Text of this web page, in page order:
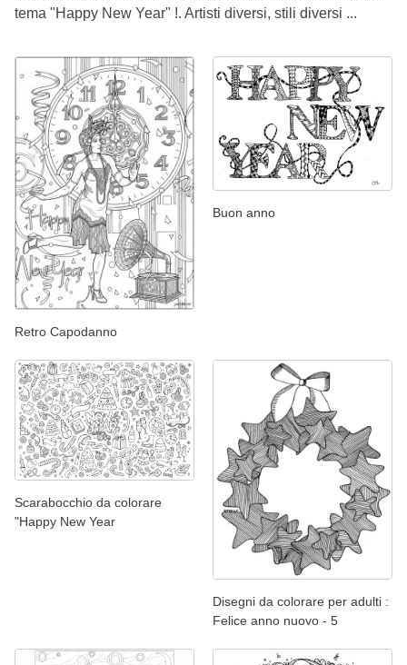
tema "Happy New Year" !. Artisti diversi, stili diversi ...
Retro Capodanno
Buon anno
Scarabocchio da colorare
"Happy New Year
Disegni da colorare per adulti :
Felice anno nuovo - 5